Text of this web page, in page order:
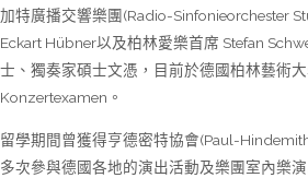
加特廣播交響樂團(Radio-Sinfonieorchester
Eckart Hübner以及柏林愛樂首席 Stefan
士、獨奏家碩士文憑，目前於德國柏林藝術
Konzertexamen 。
留學期間曾獲得亨德密特協會(Paul-
多次參與德國各地的演出活動及樂團室內樂演